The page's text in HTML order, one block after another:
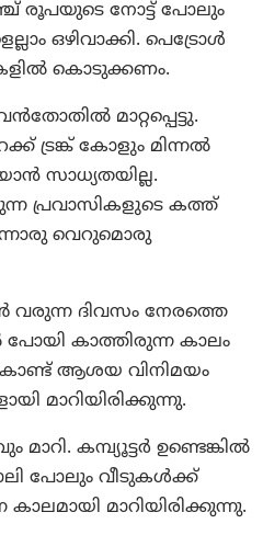
രൂപയുടെ നോട്ട് പോലും
ഒഴിവാക്കി. പെട്രോൾ
കൊടുക്കണം.
മാറ്റപ്പെട്ടു.
ട്രങ്ക് കോളും മിന്നൽ
സാധ്യതയില്ല.
പ്രവാസികളുടെ കത്ത്
വെറുമൊരു
ദിവസം നേരത്തെ
പോയി കാത്തിരുന്ന കാലം
കൊണ്ട് ആശയ വിനിമയം
മാറിയിരിക്കുന്നു.
കമ്പ്യൂട്ടർ ഉണ്ടെങ്കിൽ
പോലും വീടുകൾക്ക്
മാറിയിരിക്കുന്നു.